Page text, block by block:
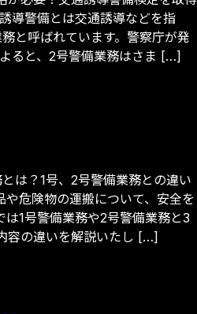
導警備とは交通誘導などを指
と呼ばれています。警察庁が発
ると、2号警備業務はさま […]
は？1号、2号警備業務との違い
危険物の運搬について、安全を
1号警備業務や2号警備業務と3
容の違いを解説いたし […]